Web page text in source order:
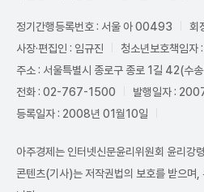
정기간행등록번호 : 서울 아 00493
회
사장·편집인 : 임규진
청소년보호책임자
주소 : 서울특별시 종로구 종로 1길 42(수
전화 : 02-767-1500
발행일자 :
등록일자 : 2008년 01월10일
아주경제는 인터넷신문윤리위원회 윤리강
콘텐츠(기사)는 저작권법의 보호를 받으며